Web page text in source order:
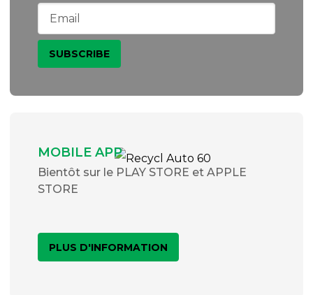
MOBILE APP
Bientôt sur le PLAY STORE et APPLE
STORE
PLUS D'INFORMATION